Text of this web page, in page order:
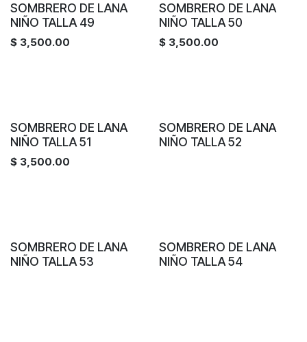
SOMBRERO DE LANA
NIÑO TALLA 49
$ 3,500.00
SOMBRERO DE LANA
NIÑO TALLA 50
$ 3,500.00
SOMBRERO DE LANA
NIÑO TALLA 51
$ 3,500.00
SOMBRERO DE LANA
NIÑO TALLA 52
SOMBRERO DE LANA
NIÑO TALLA 53
SOMBRERO DE LANA
NIÑO TALLA 54